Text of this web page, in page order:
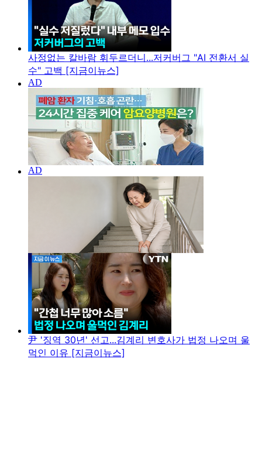
사정없는 칼바람 휘두르더니...저커버그 "AI 전환서 실
수" 고백 [지금이뉴스]
尹 '징역 30년' 선고...김계리 변호사가 법정 나오며 울
먹인 이유 [지금이뉴스]